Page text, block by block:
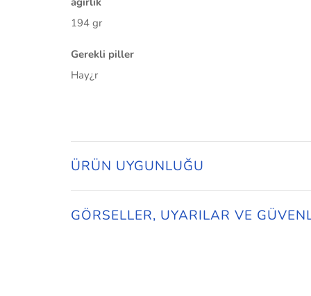
194 gr
Gerekli piller
Hay¿r
ÜRÜN UYGUNLUĞU
GÖRSELLER, UYARILAR VE